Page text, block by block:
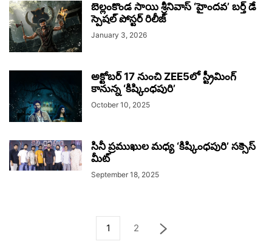
బెల్లంకొండ సాయి శ్రీనివాస్ ‘హైందవ’ బర్త్ డే
స్పెషల్ పోస్టర్ రిలీజ్
January 3, 2026
అక్టోబర్ 17 నుంచి ZEE5లో స్ట్రీమింగ్
కానున్న ‘కిష్కింధపురి’
October 10, 2025
సినీ ప్రముఖుల మధ్య ‘కిష్కింధపురి’ సక్సెస్
మీట్
September 18, 2025
1 2